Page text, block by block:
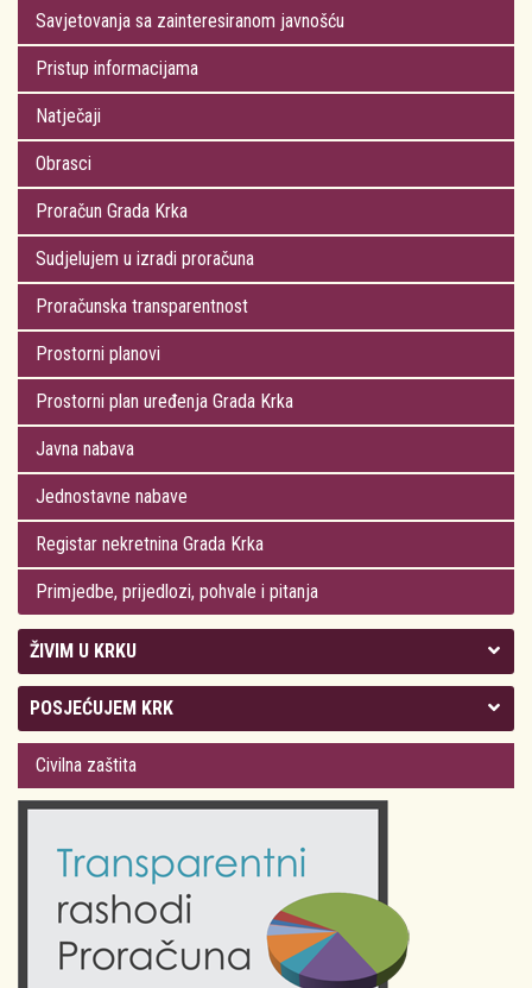
Savjetovanja sa zainteresiranom javnošću
Pristup informacijama
Natječaji
Obrasci
Proračun Grada Krka
Sudjelujem u izradi proračuna
Proračunska transparentnost
Prostorni planovi
Prostorni plan uređenja Grada Krka
Javna nabava
Jednostavne nabave
Registar nekretnina Grada Krka
Primjedbe, prijedlozi, pohvale i pitanja
ŽIVIM U KRKU
Kolegij gradonačelnika
Gradsko vijeće
Odluke Grada Krka (Službene novine PGŽ)
Obrazovanje
POSJEĆUJEM KRK
Plan Grada Krka
Krk 360° VR panorama
Krk uživo
Fotogalerije
Kalendar događanja
Civilna zaštita